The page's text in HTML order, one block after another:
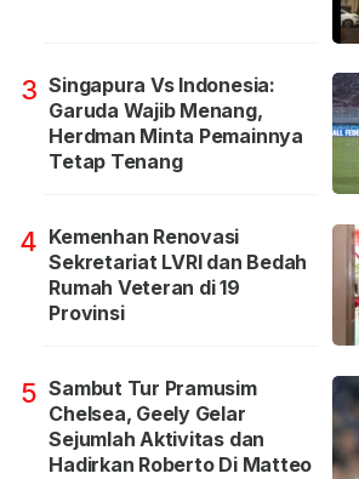
3 Singapura Vs Indonesia:
Garuda Wajib Menang,
Herdman Minta Pemainnya
Tetap Tenang
4 Kemenhan Renovasi
Sekretariat LVRI dan Bedah
Rumah Veteran di 19
Provinsi
5 Sambut Tur Pramusim
Chelsea, Geely Gelar
Sejumlah Aktivitas dan
Hadirkan Roberto Di Matteo